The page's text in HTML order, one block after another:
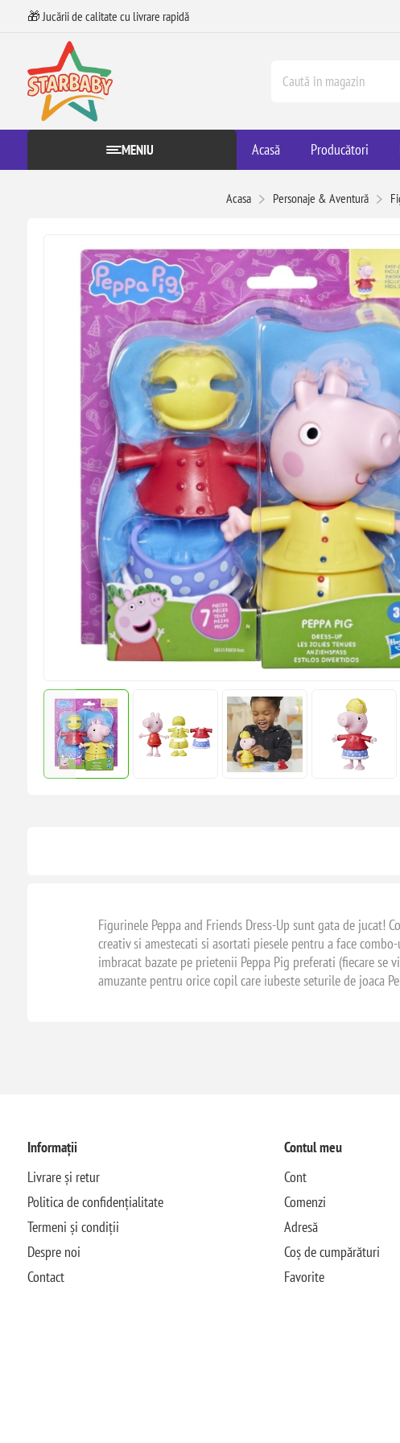
🎁 Jucării de calitate cu livrare rapidă
MENIU Acasă Producători
Acasa Personaje & Aventură
Figurinele Peppa and Friends Dress-Up sunt gata de
creativ si amestecati si asortati piesele pentru a face
imbracat bazate pe prietenii Peppa Pig preferati (fiecare
amuzante pentru orice copil care iubeste seturile de joaca
Informații
Livrare și retur
Politica de confidențialitate
Termeni și condiții
Despre noi
Contact
Contul meu
Cont
Comenzi
Adresă
Coș de cumpărături
Favorite